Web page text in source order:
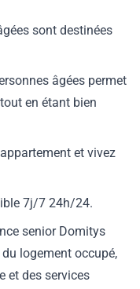
sont destinées
âgées permet
en étant bien
et vivez
7j/7 24h/24.
senior Domitys
logement occupé,
et des services